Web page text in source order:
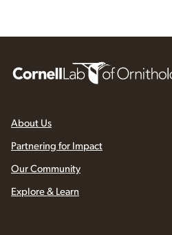
About Us
Partnering for Impact
Our Community
Explore & Learn